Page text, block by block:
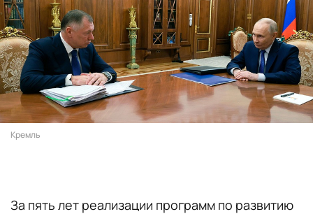
Кремль
За пять лет реализации программ по развитию